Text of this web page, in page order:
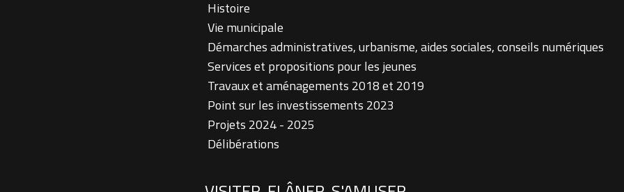
Histoire
Vie municipale
Démarches administratives, urbanisme, aides sociales, conseils numériques
Services et propositions pour les jeunes
Travaux et aménagements 2018 et 2019
Point sur les investissements 2023
Projets 2024 - 2025
Délibérations